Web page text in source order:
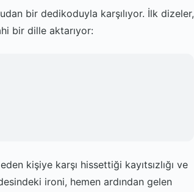
bir dedikoduyla karşılıyor. İlk dizeler,
bir dille aktarıyor:
kişiye karşı hissettiği kayıtsızlığı ve
ironi, hemen ardından gelen